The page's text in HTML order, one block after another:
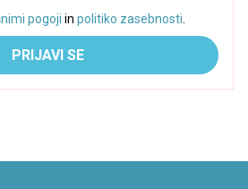
pogoji in politiko zasebnosti
PRIJAVI SE